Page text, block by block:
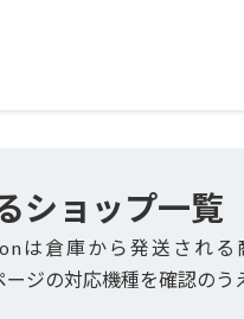
ショップ一覧
は倉庫から発送される
ジの対応機種を確認のう